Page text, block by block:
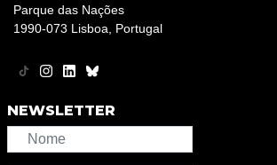
Parque das Nações
1990-073 Lisboa, Portugal
NEWSLETTER